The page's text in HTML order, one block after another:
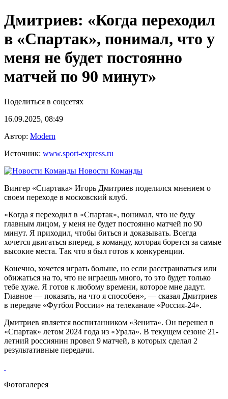
Дмитриев: «Когда переходил
в «Спартак», понимал, что у
меня не будет постоянно
матчей по 90 минут»
Поделиться в соцсетях
16.09.2025, 08:49
Автор: Modern
Источник: www.sport-express.ru
Новости Команды
Вингер «Спартака» Игорь Дмитриев поделился мнением о
своем переходе в московский клуб.
«Когда я переходил в «Спартак», понимал, что не буду
главным лицом, у меня не будет постоянно матчей по 90
минут. Я приходил, чтобы биться и доказывать. Всегда
хочется двигаться вперед, в команду, которая борется за самые
высокие места. Так что я был готов к конкуренции.
Конечно, хочется играть больше, но если расстраиваться или
обижаться на то, что не играешь много, то это будет только
тебе хуже. Я готов к любому времени, которое мне дадут.
Главное — показать, на что я способен», — сказал Дмитриев
в передаче «Футбол России» на телеканале «Россия-24».
Дмитриев является воспитанником «Зенита». Он перешел в
«Спартак» летом 2024 года из «Урала». В текущем сезоне 21-
летний россиянин провел 9 матчей, в которых сделал 2
результативные передачи.
Фотогалерея